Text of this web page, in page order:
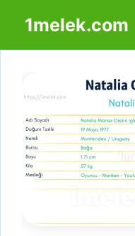
1melek.com